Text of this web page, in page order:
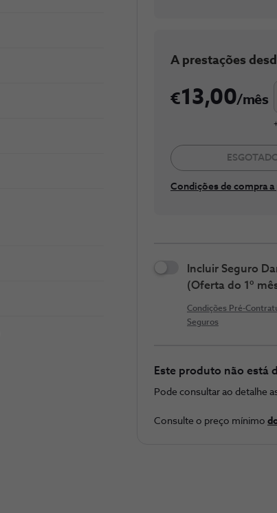
​A prestaç​​​ões
13,00/mês
Condições de compra
Incluir Seguro
(Oferta do 1º
Condições Pré-
Seguros
Este produto não está
Pode consultar ao detalhe
Consulte o preço ​mínimo